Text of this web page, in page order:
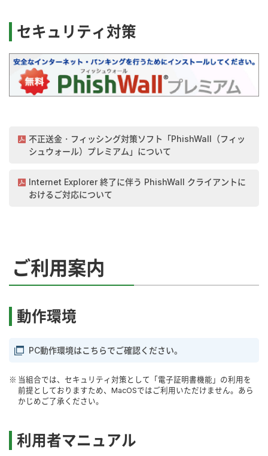
セキュリティ対策
不正送金・フィッシング対策ソフト「PhishWall（フィッ
シュウォール）プレミアム」について
Internet Explorer 終了に伴う PhishWall クライアントに
おけるご対応について
ご利用案内
動作環境
PC動作環境はこちらでご確認ください。
当組合では、セキュリティ対策として「電子証明書機能」の利用を
前提としておりますため、MacOSではご利用いただけません。あら
かじめご了承ください。
利用者マニュアル